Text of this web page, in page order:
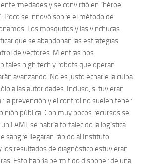
y se convirtió en “héroe
Poco se innovó sobre el método de
Los mosquitos y las vinchucas
que se abandonan las estrategias
de vectores. Mientras nos
high tech y robots que operan
avanzando. No es justo echarle la culpa
a las autoridades. Incluso, si tuvieran
la prevención y el control no suelen tener
pública. Con muy pocos recursos se
LAMI, se habría fortalecido la logística
sangre llegaran rápido al Instituto
los resultados de diagnóstico estuvieran
Esto habría permitido disponer de una